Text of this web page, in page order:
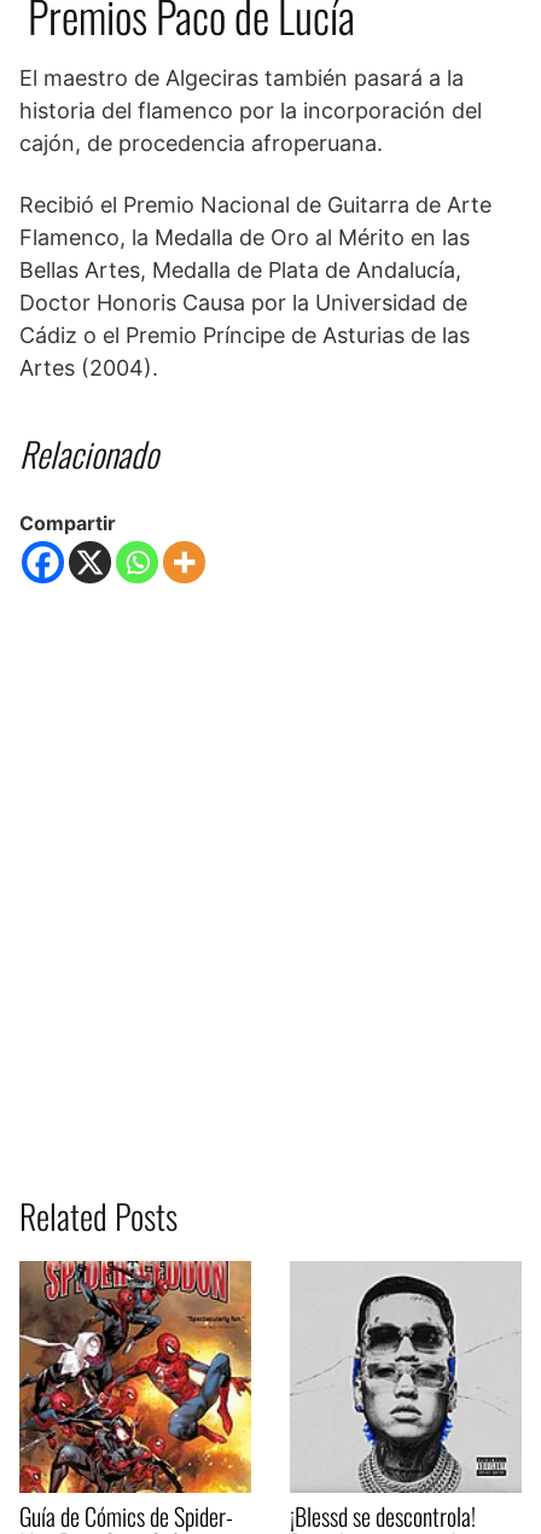
Premios Paco de Lucía
El maestro de Algeciras también pasará a la
historia del flamenco por la incorporación del
cajón, de procedencia afroperuana.
Recibió el Premio Nacional de Guitarra de Arte
Flamenco, la Medalla de Oro al Mérito en las
Bellas Artes, Medalla de Plata de Andalucía,
Doctor Honoris Causa por la Universidad de
Cádiz o el Premio Príncipe de Asturias de las
Artes (2004).
Relacionado
Compartir
Related Posts
Guía de Cómics de Spider- ¡Blessd se descontrola!